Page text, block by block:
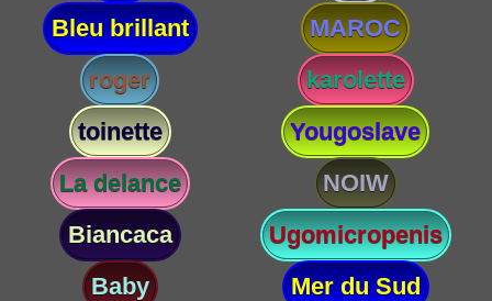
Bleu brillant
MAROC
roger
karolette
toinette
Yougoslave
La delance
NOIW
Biancaca
Ugomicropenis
Baby
Mer du Sud